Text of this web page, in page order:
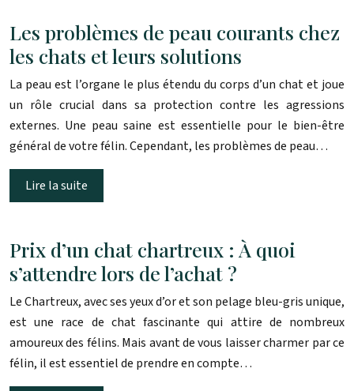
Les problèmes de peau courants chez
les chats et leurs solutions
La peau est l’organe le plus étendu du corps d’un chat et joue
un rôle crucial dans sa protection contre les agressions
externes. Une peau saine est essentielle pour le bien-être
général de votre félin. Cependant, les problèmes de peau…
Lire la suite
Prix d’un chat chartreux : À quoi
s’attendre lors de l’achat ?
Le Chartreux, avec ses yeux d’or et son pelage bleu-gris unique,
est une race de chat fascinante qui attire de nombreux
amoureux des félins. Mais avant de vous laisser charmer par ce
félin, il est essentiel de prendre en compte…